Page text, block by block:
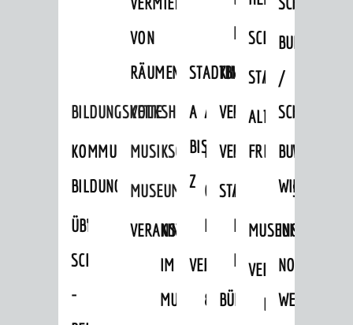
VON
RÄUMEN
BILDUNGSKETTE
KOMMUNALES
BILDUNGSMANAGEMENT
ÜBERGANG
SCHULE
-
"FRÜHE
BILDUNG"
VOLKSHOCHSCHULE
MUSIKSCHULE
MUSEUM
VERANSTALTUNGEN
KINDER
IM
MUSEUM
MUSEUM
STADTBIBLIOTHEK
A
BIS
Z
AUSLEIHE
MEDIENANGEBOTE
ONLINE-
KATALOG
VERANSTALTUNGEN
AUSBILDUNG
&
KINO
VERANSTALTER
STADTHALLE
ROLF-
ENGELBRECHT-
HAUS
BÜRGERSAAL
SCHLOSSPARK
STADTGARTEN
ALTER
FRIEDHOF
ROSENANLAGE
BURGEN
/
SCHLOSS
BURGRUINE
WINDECK
SCHLOSS
MUSEUM
KINDER
IM
INGRID-
NOLL-
WEG